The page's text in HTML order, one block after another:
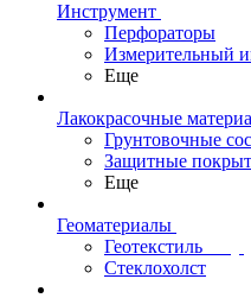
Инструмент
Перфораторы
Измерительный
Еще
Лакокрасочные
Грунтовочные
Защитные
Еще
Геоматериалы
Геотекстиль
Стеклохолст